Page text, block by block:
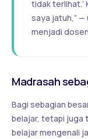
tidak
saya jatuh,” —
menjadi
Madrasah
Bagi sebagian
belajar, tetapi juga
belajar mengenali